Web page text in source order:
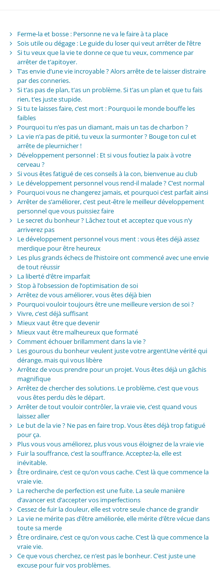
Ferme-la et bosse : Personne ne va le faire à ta place
Sois utile ou dégage : Le guide du loser qui veut arrêter de l’être
Si tu veux que la vie te donne ce que tu veux, commence par
arrêter de t’apitoyer.
T’as envie d’une vie incroyable ? Alors arrête de te laisser distraire
par des conneries.
Si t’as pas de plan, t’as un problème. Si t’as un plan et que tu fais
rien, t’es juste stupide.
Si tu te laisses faire, c’est mort : Pourquoi le monde bouffe les
faibles
Pourquoi tu n’es pas un diamant, mais un tas de charbon ?
La vie n’a pas de pitié, tu veux la surmonter ? Bouge ton cul et
arrête de pleurnicher !
Développement personnel : Et si vous foutiez la paix à votre
cerveau ?
Si vous êtes fatigué de ces conseils à la con, bienvenue au club
Le développement personnel vous rend-il malade ? C’est normal
Pourquoi vous ne changerez jamais, et pourquoi c’est parfait ainsi
Arrêter de s’améliorer, c’est peut-être le meilleur développement
personnel que vous puissiez faire
Le secret du bonheur ? Lâchez tout et acceptez que vous n’y
arriverez pas
Le développement personnel vous ment : vous êtes déjà assez
merdique pour être heureux
Les plus grands échecs de l’histoire ont commencé avec une envie
de tout réussir
La liberté d’être imparfait
Stop à l’obsession de l’optimisation de soi
Arrêtez de vous améliorer, vous êtes déjà bien
Pourquoi vouloir toujours être une meilleure version de soi ?
Vivre, c’est déjà suffisant
Mieux vaut être que devenir
Mieux vaut être malheureux que formaté
Comment échouer brillamment dans la vie ?
Les gourous du bonheur veulent juste votre argentUne vérité qui
dérange, mais qui vous libère
Arrêtez de vous prendre pour un projet. Vous êtes déjà un gâchis
magnifique
Arrêtez de chercher des solutions. Le problème, c’est que vous
vous êtes perdu dès le départ.
Arrêter de tout vouloir contrôler, la vraie vie, c’est quand vous
laissez aller
Le but de la vie ? Ne pas en faire trop. Vous êtes déjà trop fatigué
pour ça.
Plus vous vous améliorez, plus vous vous éloignez de la vraie vie
Fuir la souffrance, c’est la souffrance. Acceptez-la, elle est
inévitable.
Être ordinaire, c’est ce qu’on vous cache. C’est là que commence la
vraie vie.
La recherche de perfection est une fuite. La seule manière
d’avancer est d’accepter vos imperfections
Cessez de fuir la douleur, elle est votre seule chance de grandir
La vie ne mérite pas d’être améliorée, elle mérite d’être vécue dans
toute sa merde
Être ordinaire, c’est ce qu’on vous cache. C’est là que commence la
vraie vie.
Ce que vous cherchez, ce n’est pas le bonheur. C’est juste une
excuse pour fuir vos problèmes.